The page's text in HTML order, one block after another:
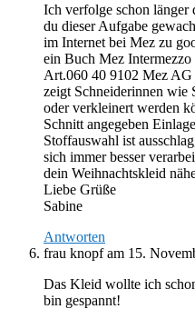
Ich verfolge schon
du dieser Aufgabe
im Internet bei Mez zu
ein Buch Mez
Art.060 40 9102 Mez
zeigt Schneiderinnen wie
oder verkleinert werden
Schnitt angegeben
Stoffauswahl ist
sich immer besser
dein Weihnachtskleid
Liebe Grüße
Sabine
Antworten
frau knopf am 15.
Das Kleid wollte ich
bin gespannt!